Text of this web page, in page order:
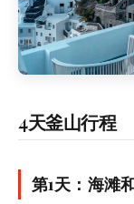
4天釜山行程
第1天：海滩